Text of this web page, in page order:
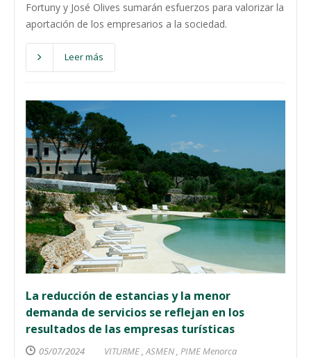
Fortuny y José Olives sumarán esfuerzos para valorizar la
aportación de los empresarios a la sociedad.
Leer más
La reducción de estancias y la menor
demanda de servicios se reflejan en los
resultados de las empresas turísticas
05/07/2024 VITURME,ASMEN, PIME Menorca